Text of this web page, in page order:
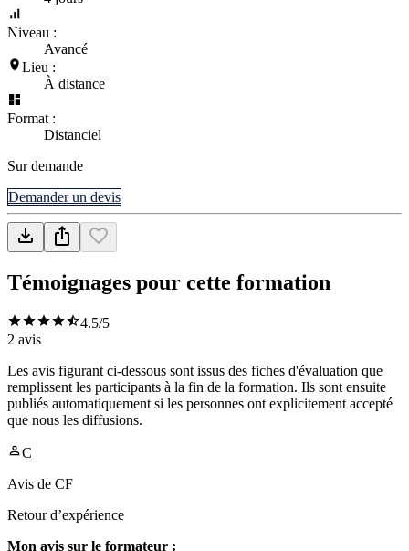
Niveau :
Avancé
Lieu :
À distance
Format :
Distanciel
Sur demande
Demander un devis
Témoignages pour cette formation
4.5/5
2 avis
Les avis figurant ci-dessous sont issus des fiches d'évaluation que
remplissent les participants à la fin de la formation. Ils sont ensuite
publiés automatiquement si les personnes ont explicitement accepté
que nous les diffusions.
C
Avis de CF
Retour d’expérience
Mon avis sur le formateur :